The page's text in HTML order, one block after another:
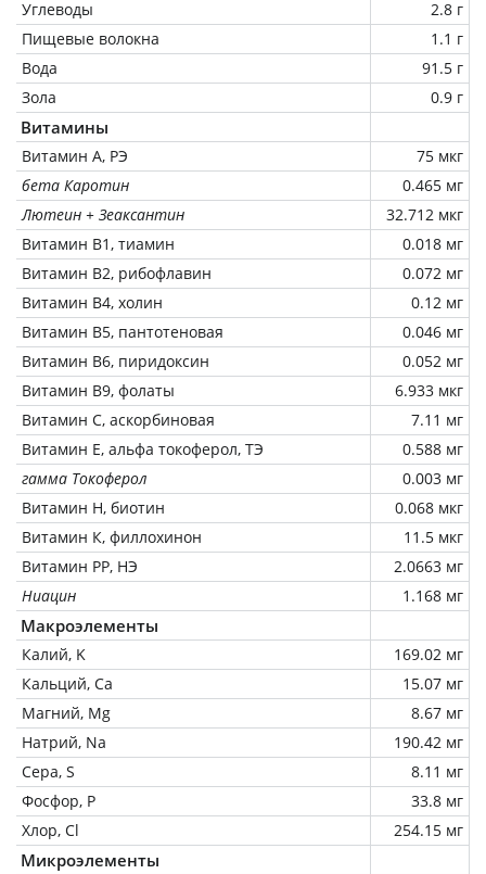
Углеводы
2.8 г
Пищевые волокна
1.1 г
Вода
91.5 г
Зола
0.9 г
Витамины
Витамин А, РЭ
75 мкг
бета Каротин
0.465 мг
Лютеин + Зеаксантин
32.712 мкг
Витамин В1, тиамин
0.018 мг
Витамин В2, рибофлавин
0.072 мг
Витамин В4, холин
0.12 мг
Витамин В5, пантотеновая
0.046 мг
Витамин В6, пиридоксин
0.052 мг
Витамин В9, фолаты
6.933 мкг
Витамин C, аскорбиновая
7.11 мг
Витамин Е, альфа токоферол, ТЭ
0.588 мг
гамма Токоферол
0.003 мг
Витамин Н, биотин
0.068 мкг
Витамин К, филлохинон
11.5 мкг
Витамин РР, НЭ
2.0663 мг
Ниацин
1.168 мг
Макроэлементы
Калий, K
169.02 мг
Кальций, Ca
15.07 мг
Магний, Mg
8.67 мг
Натрий, Na
190.42 мг
Сера, S
8.11 мг
Фосфор, P
33.8 мг
Хлор, Cl
254.15 мг
Микроэлементы